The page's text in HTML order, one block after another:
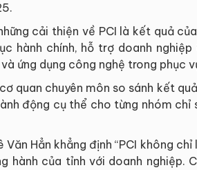
cải thiện về PCI là kết quả
hành chính, hỗ trợ doanh
ứng dụng công nghệ trong phục
quan chuyên môn so sánh kết
động cụ thể cho từng nhóm
Văn Hẳn khẳng định “PCI không
hành của tỉnh với doanh nghiệp.